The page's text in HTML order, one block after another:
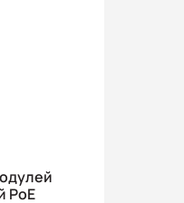
PoE